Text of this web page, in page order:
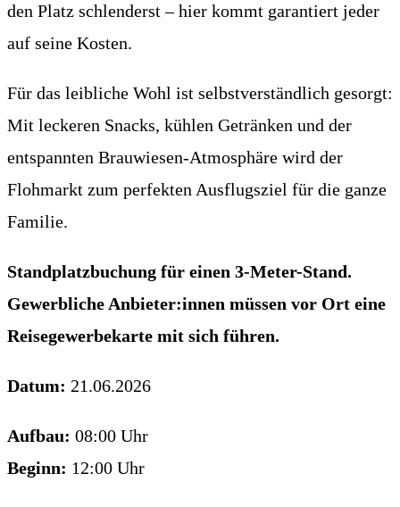
den Platz schlenderst – hier kommt garantiert jeder
auf seine Kosten.
Für das leibliche Wohl ist selbstverständlich gesorgt:
Mit leckeren Snacks, kühlen Getränken und der
entspannten Brauwiesen-Atmosphäre wird der
Flohmarkt zum perfekten Ausflugsziel für die ganze
Familie.
Standplatzbuchung für einen 3-Meter-Stand.
Gewerbliche Anbieter:innen müssen vor Ort eine
Reisegewerbekarte mit sich führen.
Datum: 21.06.2026
Aufbau: 08:00 Uhr
Beginn: 12:00 Uhr